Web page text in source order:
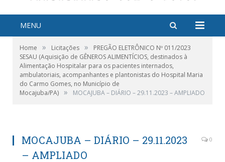
MENU
Home » Licitações »
PREGÃO ELETRÔNICO Nº 011/2023
SESAU (Aquisição de GÊNEROS ALIMENTÍCIOS, destinados à
Alimentação Hospitalar para os pacientes internados,
ambulatoriais, acompanhantes e plantonistas do Hospital Maria
do Carmo Gomes, no Município de
Mocajuba/PA) » MOCAJUBA – DIÁRIO – 29.11.2023 – AMPLIADO
MOCAJUBA – DIÁRIO – 29.11.2023
– AMPLIADO
0